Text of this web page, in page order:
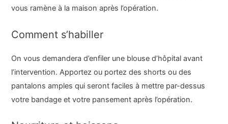
vous ramène à la maison après l’opération.
Comment s’habiller
On vous demandera d’enfiler une blouse d’hôpital avant
l’intervention. Apportez ou portez des shorts ou des
pantalons amples qui seront faciles à mettre par-dessus
votre bandage et votre pansement après l’opération.